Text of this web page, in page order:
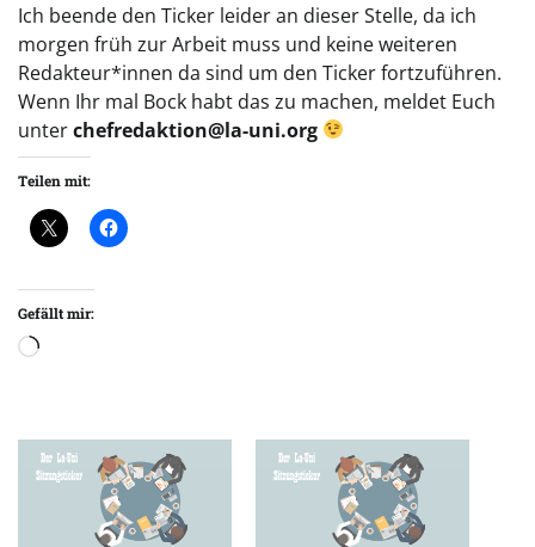
Ich beende den Ticker leider an dieser Stelle, da ich
morgen früh zur Arbeit muss und keine weiteren
Redakteur*innen da sind um den Ticker fortzuführen.
Wenn Ihr mal Bock habt das zu machen, meldet Euch
unterchefredaktion@la-uni.org
Teilen mit:
Gefällt mir:
Wird